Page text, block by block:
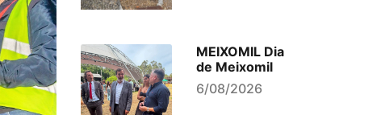
MEIXOMIL Dia
de Meixomil
6/08/2026